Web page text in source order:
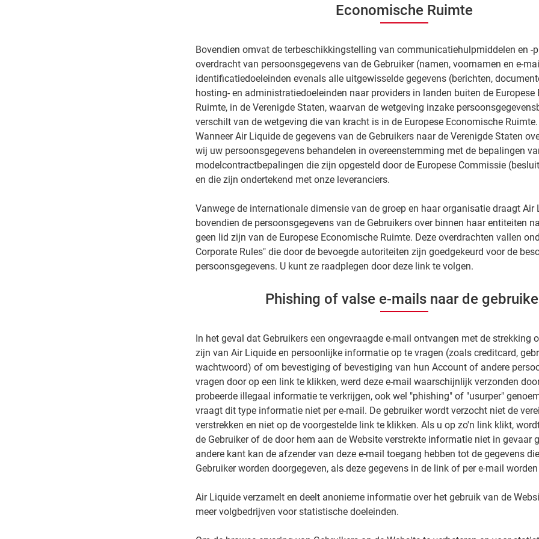
Economische Ruimte
Bovendien omvat de terbeschikkingstelling van communicatiehulpmiddelen en -
overdracht van persoonsgegevens van de Gebruiker (namen, voornamen en e-
identificatiedoeleinden evenals alle uitgewisselde gegevens (berichten,
hosting- en administratiedoeleinden naar providers in landen buiten de Europese
Ruimte, in de Verenigde Staten, waarvan de wetgeving inzake
verschilt van de wetgeving die van kracht is in de Europese Economische Ruimte.
Wanneer Air Liquide de gegevens van de Gebruikers naar de Verenigde Staten
wij uw persoonsgegevens behandelen in overeenstemming met de bepalingen
modelcontractbepalingen die zijn opgesteld door de Europese Commissie
en die zijn ondertekend met onze leveranciers.
Vanwege de internationale dimensie van de groep en haar organisatie draagt ​​Air
bovendien de persoonsgegevens van de Gebruikers over binnen haar entiteiten
geen lid zijn van de Europese Economische Ruimte. Deze overdrachten vallen
Corporate Rules" die door de bevoegde autoriteiten zijn goedgekeurd voor de
persoonsgegevens. U kunt ze raadplegen door deze link te volgen.
Phishing of valse e-mails naar de
In het geval dat Gebruikers een ongevraagde e-mail ontvangen met de strekking
zijn van Air Liquide en persoonlijke informatie op te vragen (zoals creditcard,
wachtwoord) of om bevestiging of bevestiging van hun Account of andere
vragen door op een link te klikken, werd deze e-mail waarschijnlijk verzonden
probeerde illegaal informatie te verkrijgen, ook wel "phishing" of "usurper"
vraagt ​​dit type informatie niet per e-mail. De gebruiker wordt verzocht niet de
verstrekken en niet op de voorgestelde link te klikken. Als u op zo'n link klikt,
de Gebruiker of de door hem aan de Website verstrekte informatie niet in gevaar
andere kant kan de afzender van deze e-mail toegang hebben tot de gegevens
Gebruiker worden doorgegeven, als deze gegevens in de link of per e-mail
Air Liquide verzamelt en deelt anonieme informatie over het gebruik van de
meer volgbedrijven voor statistische doeleinden.